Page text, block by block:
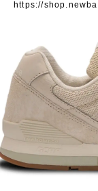
https://